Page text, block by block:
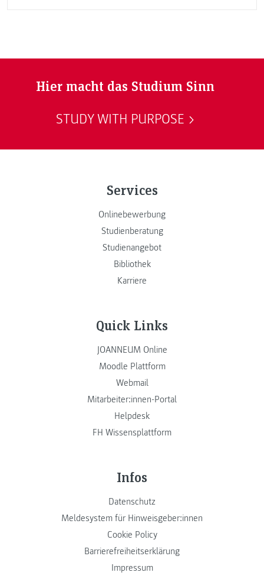
Hier macht das Studium Sinn
STUDY WITH PURPOSE
Services
Onlinebewerbung
Studienberatung
Studienangebot
Bibliothek
Karriere
Quick Links
JOANNEUM Online
Moodle Plattform
Webmail
Mitarbeiter:innen-Portal
Helpdesk
FH Wissensplattform
Infos
Datenschutz
Meldesystem für Hinweisgeber:innen
Cookie Policy
Barrierefreiheitserklärung
Impressum